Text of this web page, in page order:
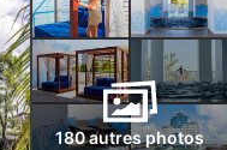
180 autres photos